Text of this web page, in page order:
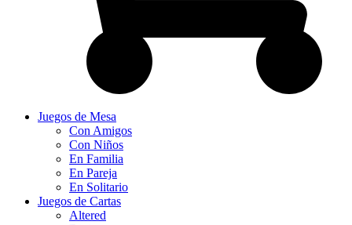
Juegos de Mesa
Con Amigos
Con Niños
En Familia
En Pareja
En Solitario
Juegos de Cartas
Altered